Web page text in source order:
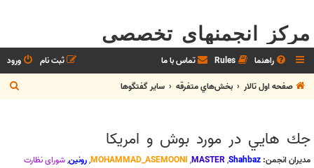
مرکز انجمنهای تخصصی
راهنما Rules تماس با ما ورود
ثبت نام
صفحه اول تالار
بخش‌‌هاي متفرقه ساير گفتگوها
ج
س
جك هايي در مورد بوش و امريكا
مدیران انجمن: Shahbaz
,
MASTER
,
MOHAMMAD_ASEMOONI
,رونین,شوراي نظارت